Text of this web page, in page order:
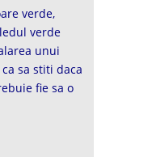
verde,
verde
unui
sa stiti daca
fie sa o